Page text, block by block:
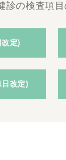
の検査項
定)
日改定)